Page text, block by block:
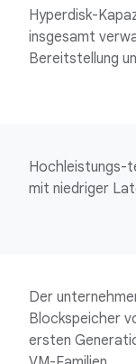
Hyperdisk-
insgesamt
Bereitstellung
Hochleistungs-
mit niedriger
Der
Blockspeicher
ersten